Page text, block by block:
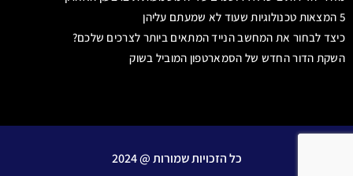
5 המצאות טכנולוגיות שעוד לא שמעתם עליהן
כיצד לבחור את המחשב הנייד המתאים ביותר לצרכים שלכם?
השקת הדור החדש של הסמארטפון המוביל בשוק
כל הזכויות שמורות @ 2024